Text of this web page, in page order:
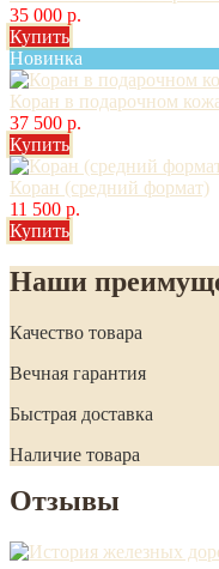
35 000 р.
Купить
Новинка
Коран в подарочном
37 500 р.
Купить
Коран (средний формат)
11 500 р.
Купить
Наши
Качество товара
Вечная гарантия
Быстрая доставка
Наличие товара
Отзывы